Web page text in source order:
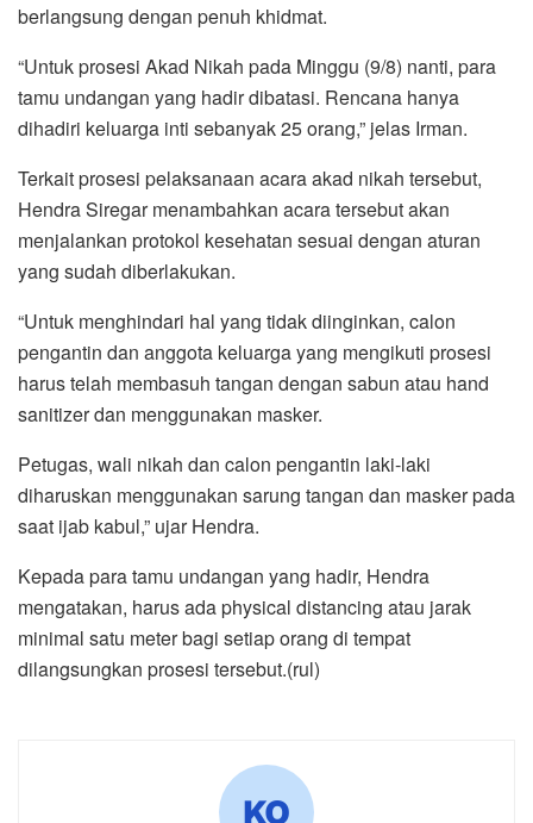
berlangsung dengan penuh khidmat.
“Untuk prosesi Akad Nikah pada Minggu (9/8) nanti, para
tamu undangan yang hadir dibatasi. Rencana hanya
dihadiri keluarga inti sebanyak 25 orang,” jelas Irman.
Terkait prosesi pelaksanaan acara akad nikah tersebut,
Hendra Siregar menambahkan acara tersebut akan
menjalankan protokol kesehatan sesuai dengan aturan
yang sudah diberlakukan.
“Untuk menghindari hal yang tidak diinginkan, calon
pengantin dan anggota keluarga yang mengikuti prosesi
harus telah membasuh tangan dengan sabun atau hand
sanitizer dan menggunakan masker.
Petugas, wali nikah dan calon pengantin laki-laki
diharuskan menggunakan sarung tangan dan masker pada
saat ijab kabul,” ujar Hendra.
Kepada para tamu undangan yang hadir, Hendra
mengatakan, harus ada physical distancing atau jarak
minimal satu meter bagi setiap orang di tempat
dilangsungkan prosesi tersebut.(rul)